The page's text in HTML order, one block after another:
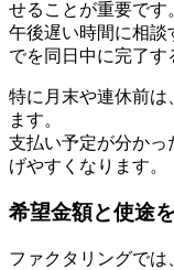
せることが重要です
午後遅い時間に相談
でを同日中に完了す
特に月末や連休前は
ます。
支払い予定が分かっ
げやすくなります。
希望金額と使途
ファクタリングで